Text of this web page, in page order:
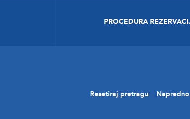
PROCEDURA
Resetiraj pretragu